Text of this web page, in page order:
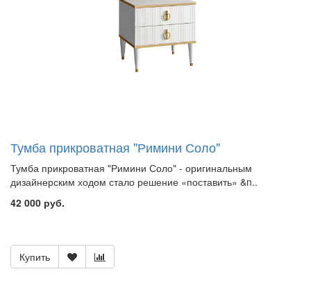
Тумба прикроватная "Римини Соло"
Тумба прикроватная "Римини Соло" - оригинальным
дизайнерским ходом стало решение «поставить» &n..
42 000 руб.
Купить